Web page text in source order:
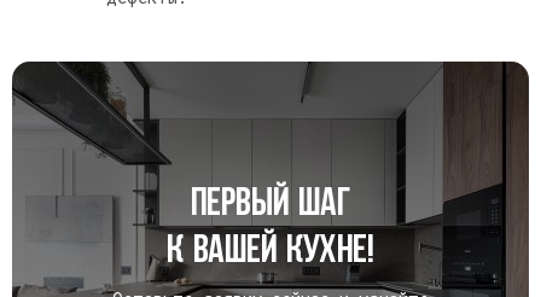
Первый шаг
к вашей кухне!